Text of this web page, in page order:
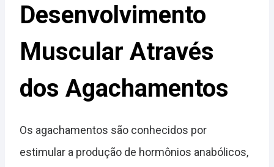
Desenvolvimento
Muscular Através
dos Agachamentos
Os agachamentos são conhecidos por
estimular a produção de hormônios anabólicos,